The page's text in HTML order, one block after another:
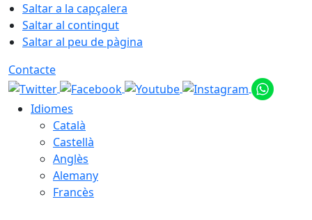
Saltar a la capçalera
Saltar al contingut
Saltar al peu de pàgina
Contacte
Idiomes
Català
Castellà
Anglès
Alemany
Francès